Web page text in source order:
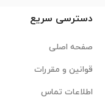
دسترسی سریع
صفحه اصلی
قوانین و مقررات
اطلاعات تماس